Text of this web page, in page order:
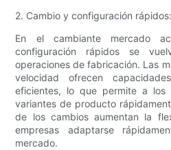
2. Cambio y configuración rápidos:
En el cambiante mercado
configuración rápidos se
operaciones de fabricación. Las
velocidad ofrecen
eficientes, lo que permite a los
variantes de producto
de los cambios aumentan la
empresas adaptarse
mercado.